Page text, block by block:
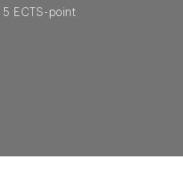
5 ECTS-point